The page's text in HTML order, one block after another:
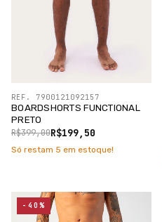
BOARDSHORTS FUNCTIONAL
PRETO
R$199,50
R$399,00
REF. 7900121092157
Só restam 5 em estoque!
-40%